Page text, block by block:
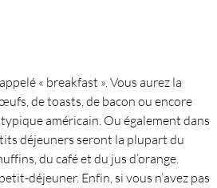
« breakfast ». Vous aurez la
de toasts, de bacon ou encore
américain. Ou également dans
déjeuners seront la plupart du
du café et du jus d’orange.
déjeuner. Enfin, si vous n’avez pas